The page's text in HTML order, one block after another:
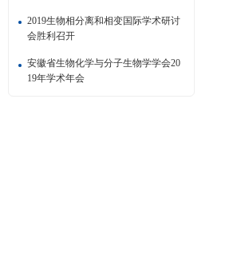
2019生物相分离和相变国际学术研讨
会胜利召开
安徽省生物化学与分子生物学学会20
19年学术年会